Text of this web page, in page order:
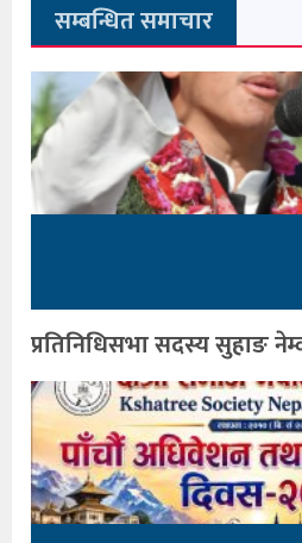
सम्बन्धित समाचार
प्रतिनिधिसभा सदस्य सुहाङ